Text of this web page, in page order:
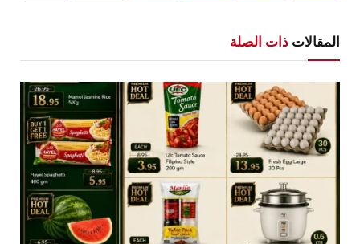
المقالات ذات الصلة